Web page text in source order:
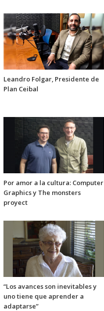
Leandro Folgar, Presidente de
Plan Ceibal
Por amor a la cultura: Computer
Graphics y The monsters
proyect
“Los avances son inevitables y
uno tiene que aprender a
adaptarse”